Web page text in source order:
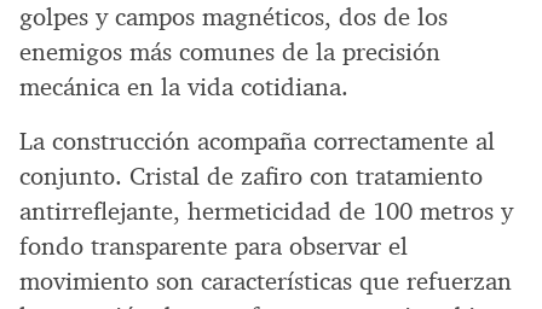
golpes y campos magnéticos, dos de los
enemigos más comunes de la precisión
mecánica en la vida cotidiana.
La construcción acompaña correctamente al
conjunto. Cristal de zafiro con tratamiento
antirreflejante, hermeticidad de 100 metros y
fondo transparente para observar el
movimiento son características que refuerzan